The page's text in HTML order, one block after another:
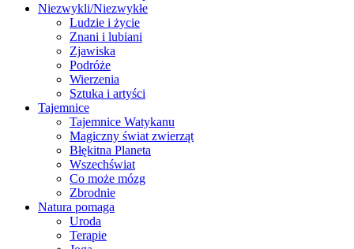
Niezwykli/Niezwykłe
Ludzie i życie
Znani i lubiani
Zjawiska
Podróże
Wierzenia
Sztuka i artyści
Tajemnice
Tajemnice Watykanu
Magiczny świat zwierząt
Błękitna Planeta
Wszechświat
Co może mózg
Zbrodnie
Natura pomaga
Uroda
Terapie